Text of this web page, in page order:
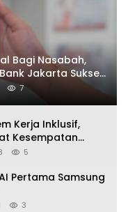
Bagi Nasabah,
Jakarta Sukses
2026
7
Kerja Inklusif,
Kesempatan
5
Pertama Samsung
3